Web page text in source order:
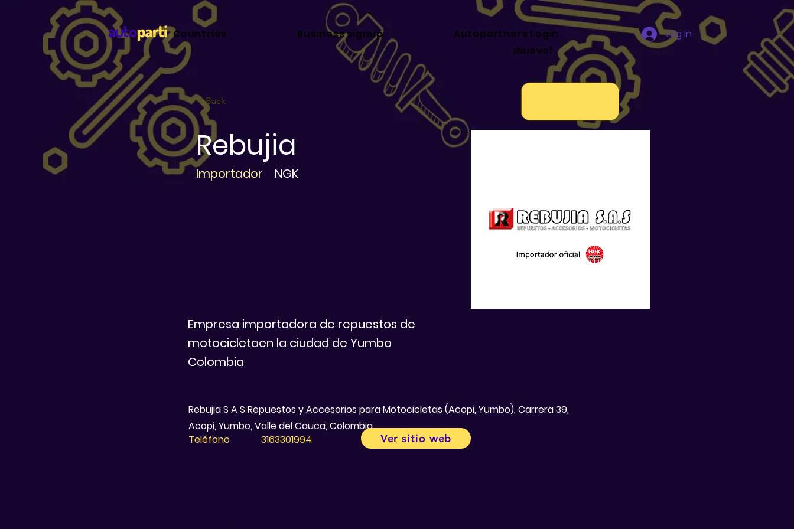
Countries Business signup
Autopartners Login
¡Nuevo!
Log In
< Back
Rebujia
Importador NGK
Empresa importadora de repuestos de
motocicletaen la ciudad de Yumbo
Colombia
Rebujia S A S Repuestos y Accesorios para Motocicletas (Acopi, Yumbo), Carrera 39,
Acopi, Yumbo, Valle del Cauca, Colombia
Teléfono
Ver sitio web
3163301994